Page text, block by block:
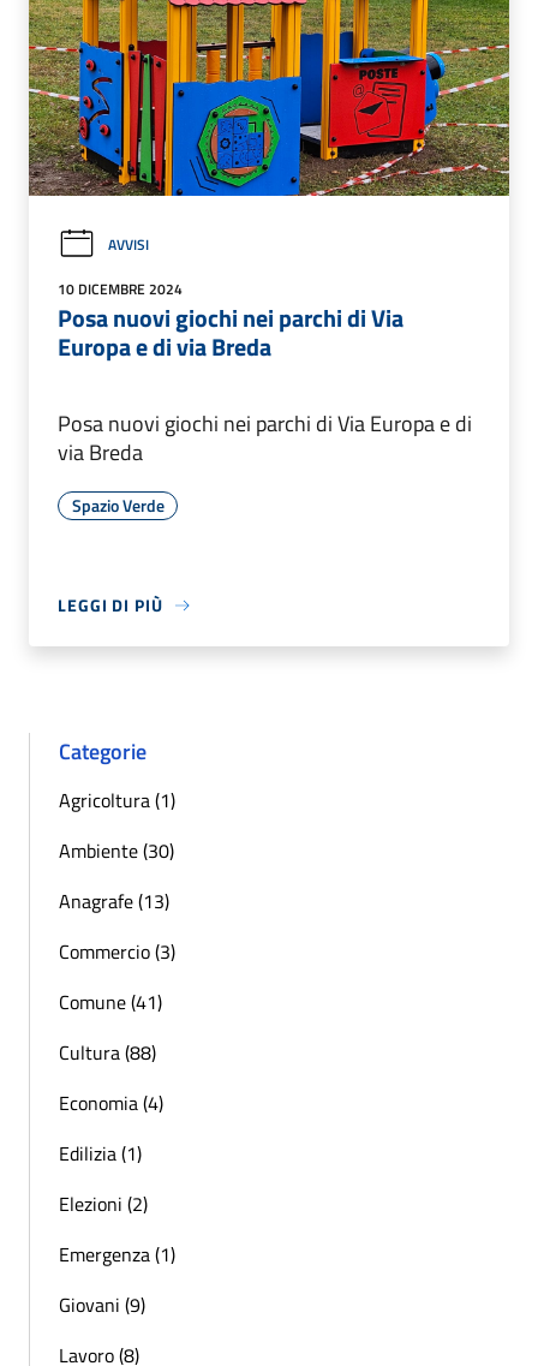
AVVISI
10 DICEMBRE 2024
Posa nuovi giochi nei parchi di Via
Europa e di via Breda
Posa nuovi giochi nei parchi di Via Europa e di
via Breda
Spazio Verde
LEGGI DI PIÙ
Categorie
Agricoltura (1)
Ambiente (30)
Anagrafe (13)
Commercio (3)
Comune (41)
Cultura (88)
Economia (4)
Edilizia (1)
Elezioni (2)
Emergenza (1)
Giovani (9)
Lavoro (8)